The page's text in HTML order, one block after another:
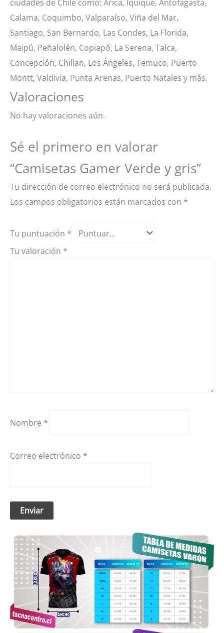
ciudades de Chile como: Arica, Iquique, Antofagasta,
Calama, Coquimbo, Valparaíso, Viña del Mar,
Santiago, San Bernardo, Las Condes, La Florida,
Maipú, Peñalolén, Copiapó, La Serena, Talca,
Concepción, Chillan, Los Ángeles, Temuco, Puerto
Montt, Valdivia, Punta Arenas, Puerto Natales y más.
Valoraciones
No hay valoraciones aún.
Sé el primero en valorar
“Camisetas Gamer Verde y gris”
Tu dirección de correo electrónico no será publicada.
Los campos obligatorios están marcados con *
Tu puntuación *
Tu valoración *
Nombre *
Correo electrónico *